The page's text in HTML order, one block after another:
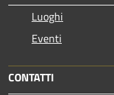
Luoghi
Eventi
CONTATTI